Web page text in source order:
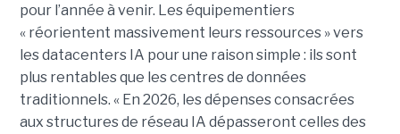
pour l’année à venir. Les équipementiers
« réorientent massivement leurs ressources » vers
les datacenters IA pour une raison simple : ils sont
plus rentables que les centres de données
traditionnels. « En 2026, les dépenses consacrées
aux structures de réseau IA dépasseront celles des